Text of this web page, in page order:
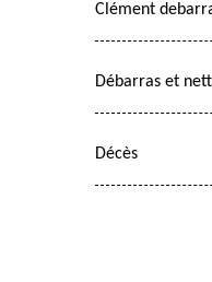
Clément
Débarras et
Décès